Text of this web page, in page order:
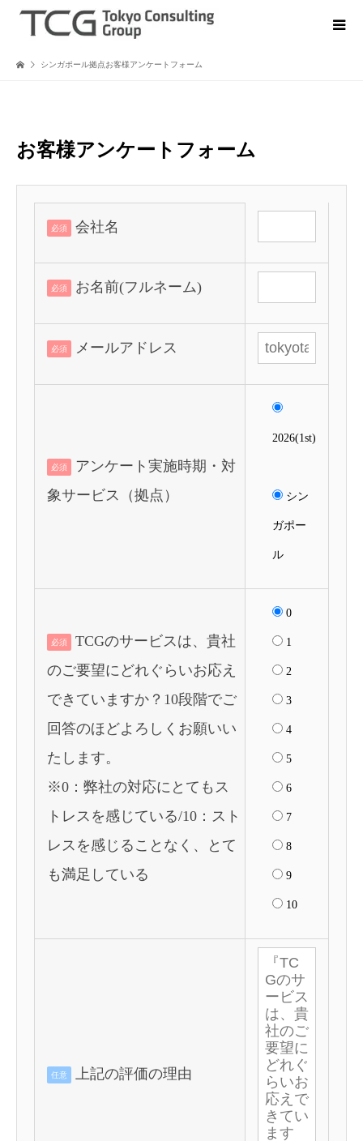
シンガポール拠点お客様アンケートフォーム
お客様アンケートフォーム
必須 会社名
必須 お名前(フルネーム)
必須 メールアドレス
必須
アンケート実施時期・対
象サービス（拠点）
2026(1st)
シン
ガポー
ル
必須
TCGのサービスは、貴社
のご要望にどれぐらいお応え
できていますか？10段階でご
回答のほどよろしくお願いい
たします。
※0：弊社の対応にとてもス
トレスを感じている/10：スト
レスを感じることなく、とて
も満足している
0
1
2
3
4
5
6
7
8
9
10
任意 上記の評価の理由